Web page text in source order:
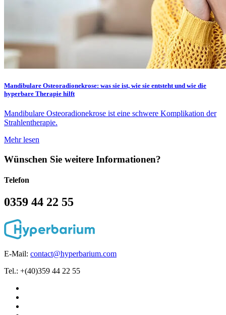
Mandibulare Osteoradionekrose: was sie ist, wie sie entsteht und wie die
hyperbare Therapie hilft
Mandibulare Osteoradionekrose ist eine schwere Komplikation der
Strahlentherapie.
Mehr lesen
Wünschen Sie weitere Informationen?
Telefon
0359 44 22 55
E-Mail: contact@hyperbarium.com
Tel.: +(40)359 44 22 55